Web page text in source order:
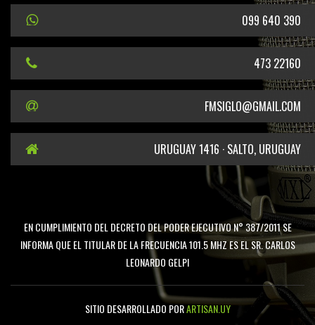
099 640 390
473 22160
FMSIGLO@GMAIL.COM
URUGUAY 1416 · SALTO, URUGUAY
EN CUMPLIMIENTO DEL DECRETO DEL PODER EJECUTIVO N° 387/2011 SE
INFORMA QUE EL TITULAR DE LA FRECUENCIA 101.5 MHZ ES EL SR. CARLOS
LEONARDO GELPI
SITIO DESARROLLADO PORARTISAN.UY